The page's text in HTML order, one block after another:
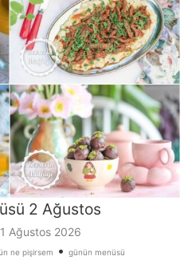
2 Ağustos
Ağustos 2026
ne pişirsem • günün menüsü